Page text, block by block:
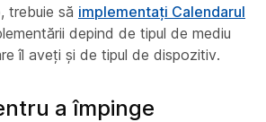
trebuie să implementați Calendarul
depind de tipul de mediu
îl aveți și de tipul de dispozitiv.
a împinge